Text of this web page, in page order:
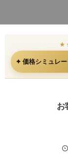
✦ 価格シミュレ
お